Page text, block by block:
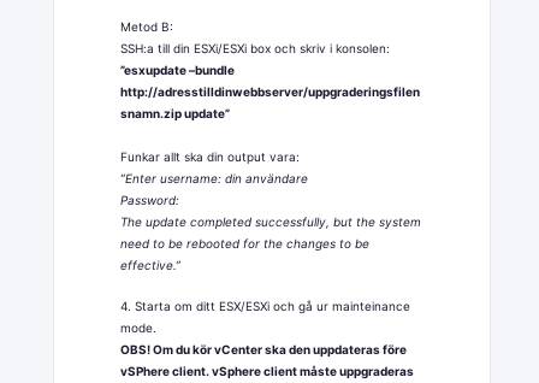
Metod B:
SSH:a till din ESXi/ESXi box och skriv i konsolen:
”esxupdate –bundle
http://adresstilldinwebbserver/uppgraderingsfilen
snamn.zipupdate”
Funkar allt ska din output vara:
”Enter username: din användare
Password:
The update completed successfully, but the system
need to be rebooted for the changes to be
effective.”
4. Starta om ditt ESX/ESXi och gå ur mainteinance
mode.
OBS! Om du kör vCenter ska den uppdateras före
vSPhere client. vSphere client måste uppgraderas